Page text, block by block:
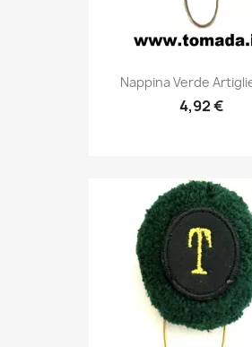
Anteprima
Nappina Verde
4,92 €